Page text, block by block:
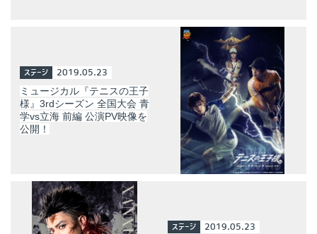
ステージ 2019.05.23
ミュージカル『テニスの王子
様』3rdシーズン 全国大会 青
学vs立海 前編 公演PV映像を
公開！
ステージ 2019.05.23